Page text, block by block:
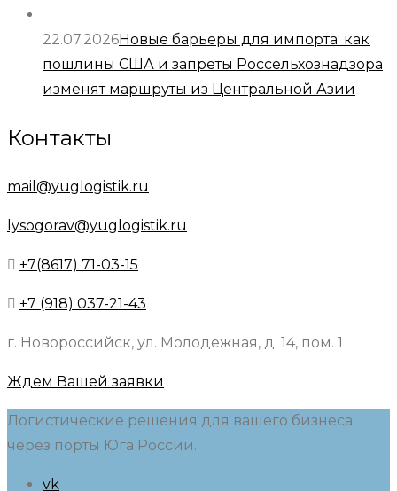
22.07.2026Новые барьеры для импорта: как
пошлины США и запреты Россельхознадзора
изменят маршруты из Центральной Азии
Контакты
mail@yuglogistik.ru
lysogorav@yuglogistik.ru
+7(8617) 71-03-15
+7 (918) 037-21-43
г. Новороссийск, ул. Молодежная, д. 14, пом. 1
Ждем Вашей заявки
Логистические решения для вашего бизнеса
через порты Юга России.
vk